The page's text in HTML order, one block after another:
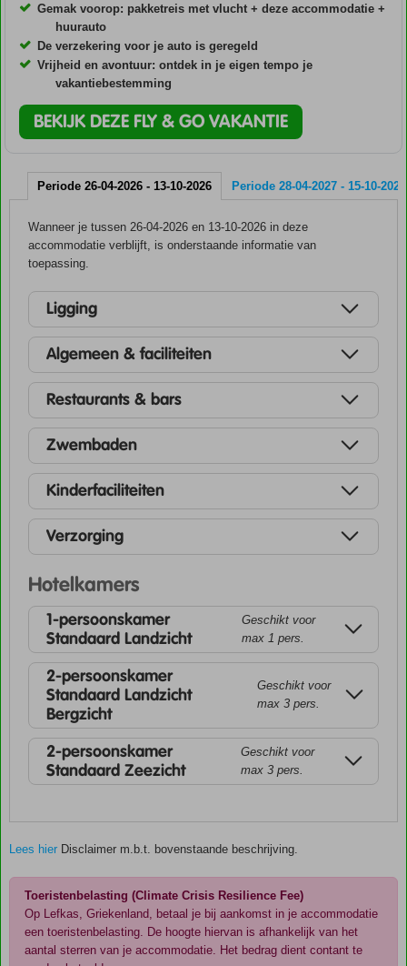
Gemak voorop: pakketreis met vlucht + deze accommodatie +
huurauto
De verzekering voor je auto is geregeld
Vrijheid en avontuur: ontdek in je eigen tempo je
vakantiebestemming
BEKIJK DEZE FLY & GO VAKANTIE
Periode 26-04-2026 - 13-10-2026 Periode 28-04-2027 - 15-10-2027
Wanneer je tussen 26-04-2026 en 13-10-2026 in deze
accommodatie verblijft, is onderstaande informatie van
toepassing.
Ligging
Algemeen & faciliteiten
Restaurants & bars
Zwembaden
Kinderfaciliteiten
Verzorging
Hotelkamers
1-persoonskamer
Standaard Landzicht
Geschikt voor
max 1 pers.
2-persoonskamer
Standaard Landzicht
Bergzicht
Geschikt voor
max 3 pers.
2-persoonskamer
Standaard Zeezicht
Geschikt voor
max 3 pers.
Lees hier Disclaimer m.b.t. bovenstaande beschrijving.
Toeristenbelasting (Climate Crisis Resilience Fee)
Op Lefkas, Griekenland, betaal je bij aankomst in je accommodatie
een toeristenbelasting. De hoogte hiervan is afhankelijk van het
aantal sterren van je accommodatie. Het bedrag dient contant te